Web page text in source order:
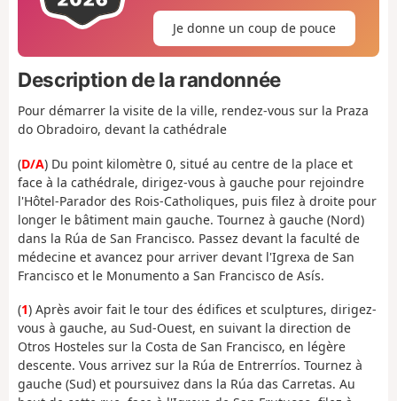
Je donne un coup de pouce
Description de la randonnée
Pour démarrer la visite de la ville, rendez-vous sur la Praza
do Obradoiro, devant la cathédrale
(D/A) Du point kilomètre 0, situé au centre de la place et
face à la cathédrale, dirigez-vous à gauche pour rejoindre
l'Hôtel-Parador des Rois-Catholiques, puis filez à droite pour
longer le bâtiment main gauche. Tournez à gauche (Nord)
dans la Rúa de San Francisco. Passez devant la faculté de
médecine et avancez pour arriver devant l'Igrexa de San
Francisco et le Monumento a San Francisco de Asís.
(1) Après avoir fait le tour des édifices et sculptures, dirigez-
vous à gauche, au Sud-Ouest, en suivant la direction de
Otros Hosteles sur la Costa de San Francisco, en légère
descente. Vous arrivez sur la Rúa de Entrerríos. Tournez à
gauche (Sud) et poursuivez dans la Rúa das Carretas. Au